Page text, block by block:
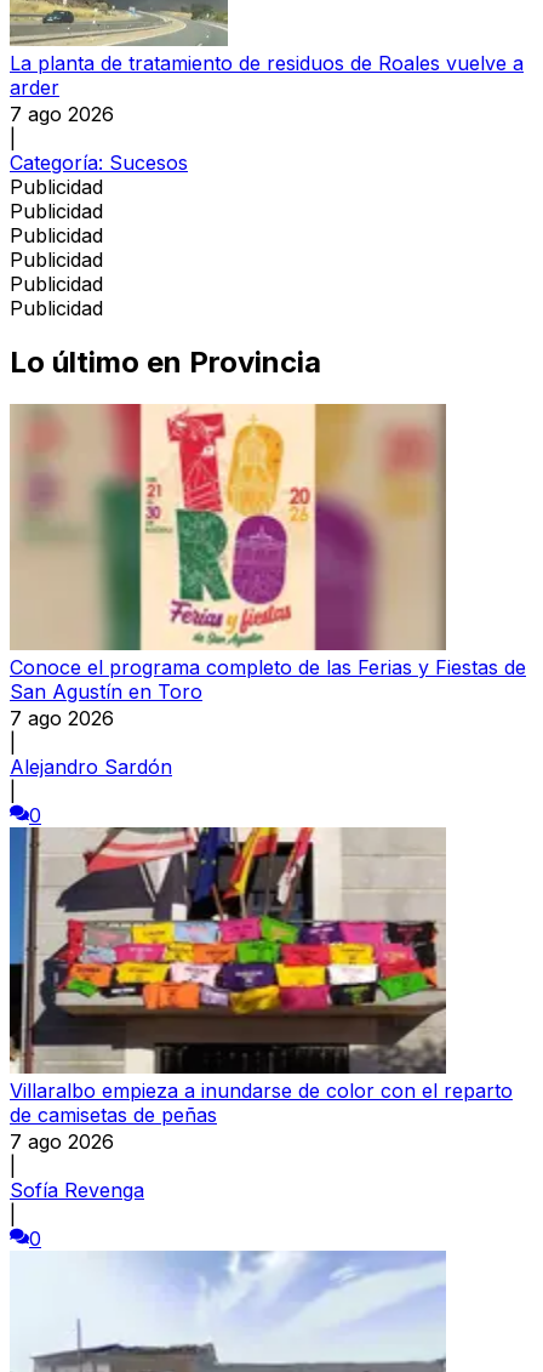
La planta de tratamiento de residuos de Roales vuelve a
arder
7 ago 2026
Categoría: Sucesos
Publicidad
Publicidad
Publicidad
Publicidad
Publicidad
Publicidad
Lo último en Provincia
Conoce el programa completo de las Ferias y Fiestas de
San Agustín en Toro
7 ago 2026
Alejandro Sardón
0
Villaralbo empieza a inundarse de color con el reparto
de camisetas de peñas
7 ago 2026
Sofía Revenga
0